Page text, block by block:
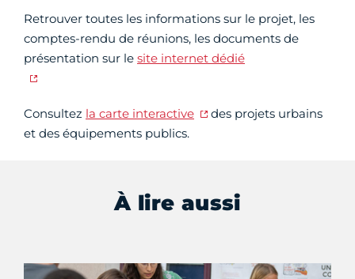
Retrouver toutes les informations sur le projet, les
comptes-rendu de réunions, les documents de
présentation sur le site internet dédié
Consultez la carte interactive
des projets urbains
et des équipements publics.
À lire aussi